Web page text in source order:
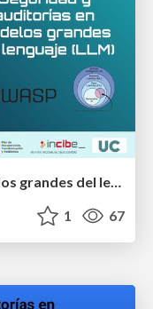
Seguridad y auditorías en Modelos grandes del lenguaje (LLM)
1 67